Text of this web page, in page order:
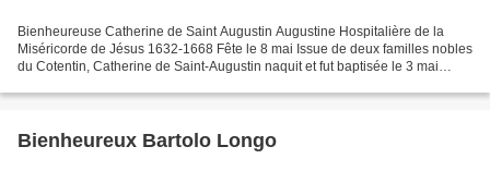
Bienheureuse Catherine de Saint Augustin Augustine Hospitalière de la
Miséricorde de Jésus 1632-1668 Fête le 8 mai Issue de deux familles nobles
du Cotentin, Catherine de Saint-Augustin naquit et fut baptisée le 3 mai
Bienheureux Bartolo Longo